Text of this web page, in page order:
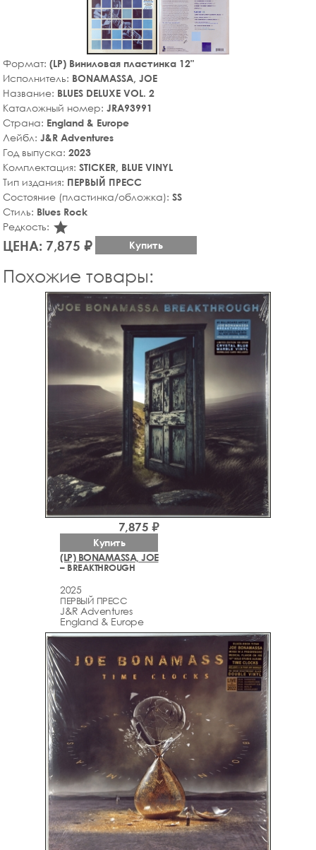
Формат: (LP) Виниловая пластинка 12"
Исполнитель: BONAMASSA, JOE
Название: BLUES DELUXE VOL. 2
Каталожный номер: JRA93991
Страна: England & Europe
Лейбл: J&R Adventures
Год выпуска: 2023
Комплектация: STICKER, BLUE VINYL
Тип издания: ПЕРВЫЙ ПРЕСС
Состояние (пластинка/обложка): SS
Стиль: Blues Rock
Редкость: star_rate
ЦЕНА: 7,875 ₽ Купить
Похожие товары:
(LP) BONAMASSA, JOE
– BREAKTHROUGH
2025
ПЕРВЫЙ ПРЕСС
J&R Adventures
England & Europe
7,875 ₽
Купить